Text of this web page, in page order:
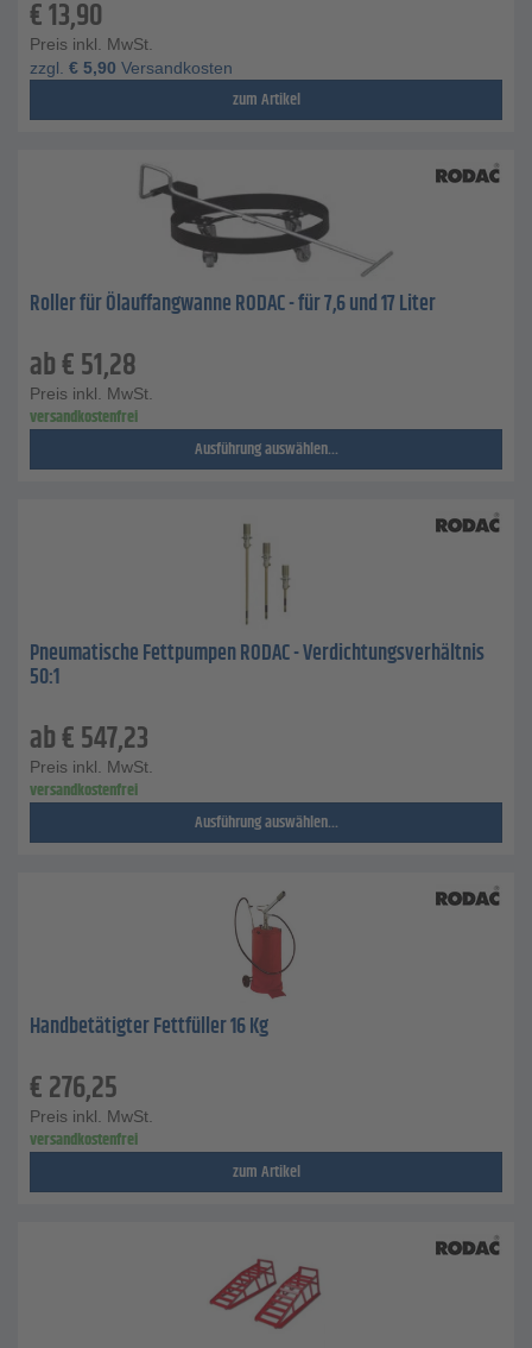
€13,90
Preis inkl. MwSt.
zzgl. € 5,90 Versandkosten
zum Artikel
Roller für Ölauffangwanne RODAC - für 7,6 und 17 Liter
ab€51,28
Preis inkl. MwSt.
versandkostenfrei
Ausführung auswählen...
Pneumatische Fettpumpen RODAC - Verdichtungsverhältnis
50:1
ab€547,23
Preis inkl. MwSt.
versandkostenfrei
Ausführung auswählen...
Handbetätigter Fettfüller 16 Kg
€276,25
Preis inkl. MwSt.
versandkostenfrei
zum Artikel